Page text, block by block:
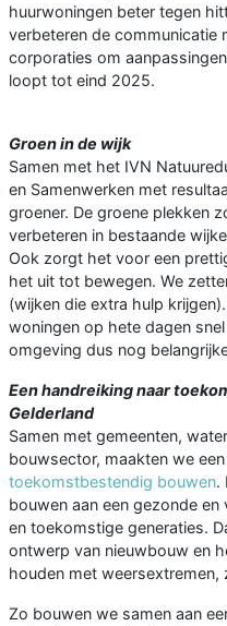
huurwoningen beter tegen
verbeteren de communicatie
corporaties om
loopt tot eind 2025.
Groen in de wijk
Samen met het IVN
en Samenwerken met
groener. De groene plekken
verbeteren in bestaande
Ook zorgt het voor een
het uit tot bewegen. We
(wijken die extra hulp
woningen op hete dagen
omgeving dus nog
Een handreiking naar
Gelderland
Samen met gemeenten,
bouwsector, maakten we een
toekomstbestendig bouwen.
bouwen aan een gezonde
en toekomstige generaties.
ontwerp van nieuwbouw en
houden met weersextremen,
Zo bouwen we samen aan